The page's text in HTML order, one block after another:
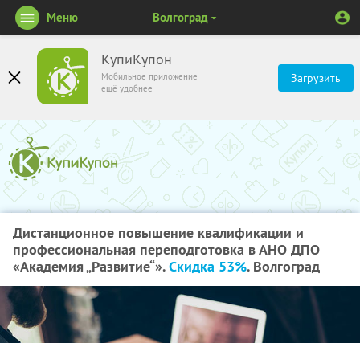
КупиКупон
Мобильное приложение
ещё удобнее
Загрузить
Меню Волгоград
Дистанционное повышение квалификации и
профессиональная переподготовка в АНО ДПО
«Академия „Развитие“».Скидка 53%. Волгоград